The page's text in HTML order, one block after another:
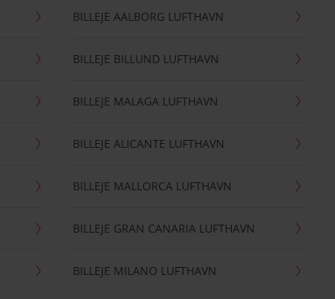
BILLEJE AALBORG LUFTHAVN
BILLEJE BILLUND LUFTHAVN
BILLEJE MALAGA LUFTHAVN
BILLEJE ALICANTE LUFTHAVN
BILLEJE MALLORCA LUFTHAVN
BILLEJE GRAN CANARIA LUFTHAVN
BILLEJE MILANO LUFTHAVN